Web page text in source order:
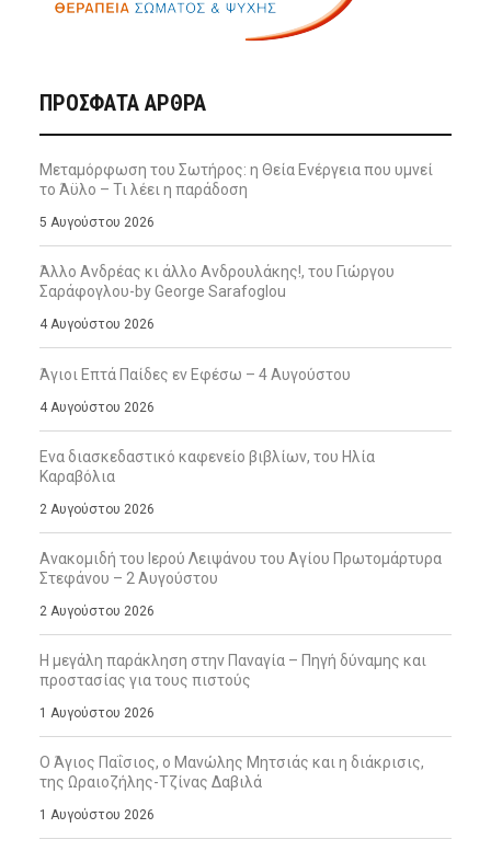
ΠΡΌΣΦΑΤΑ ΆΡΘΡΑ
Μεταμόρφωση του Σωτήρος: η Θεία Ενέργεια που υμνεί
το Άϋλο – Τι λέει η παράδοση
5 Αυγούστου 2026
Άλλο Ανδρέας κι άλλο Ανδρουλάκης!, του Γιώργου
Σαράφογλου-by George Sarafoglou
4 Αυγούστου 2026
Άγιοι Επτά Παίδες εν Εφέσω – 4 Αυγούστου
4 Αυγούστου 2026
Ενα διασκεδαστικό καφενείο βιβλίων, του Ηλία
Καραβόλια
2 Αυγούστου 2026
Ανακομιδή του Ιερού Λειψάνου του Αγίου Πρωτομάρτυρα
Στεφάνου – 2 Αυγούστου
2 Αυγούστου 2026
Η μεγάλη παράκληση στην Παναγία – Πηγή δύναμης και
προστασίας για τους πιστούς
1 Αυγούστου 2026
Ο Άγιος Παΐσιος, ο Μανώλης Μητσιάς και η διάκρισις,
της Ωραιοζήλης-Τζίνας Δαβιλά
1 Αυγούστου 2026